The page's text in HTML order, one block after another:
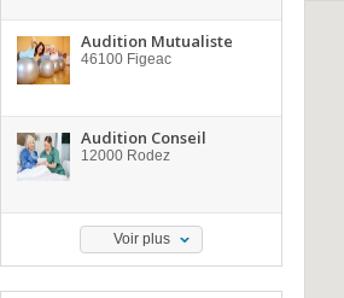
Audition Mutualiste
46100 Figeac
Audition Conseil
12000 Rodez
Voir plus